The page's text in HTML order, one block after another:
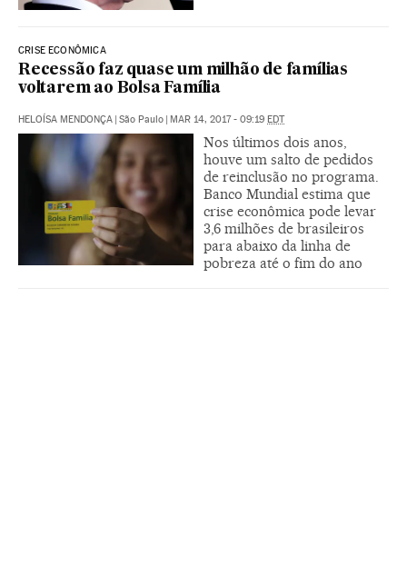
CRISE ECONÔMICA
Recessão faz quase um milhão de famílias
voltarem ao Bolsa Família
HELOÍSA MENDONÇA | São Paulo | MAR 14, 2017 - 09:19 EDT
Nos últimos dois anos,
houve um salto de pedidos
de reinclusão no programa.
Banco Mundial estima que
crise econômica pode levar
3,6 milhões de brasileiros
para abaixo da linha de
pobreza até o fim do ano